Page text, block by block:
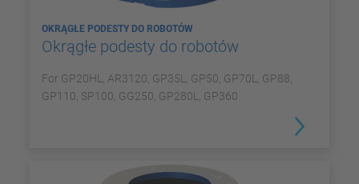
OKRĄGŁE PODESTY DO ROBOTÓW
Okrągłe podesty do robotów
For GP20HL, AR3120, GP35L, GP50, GP70L, GP88,
GP110, SP100, GG250, GP280L, GP360